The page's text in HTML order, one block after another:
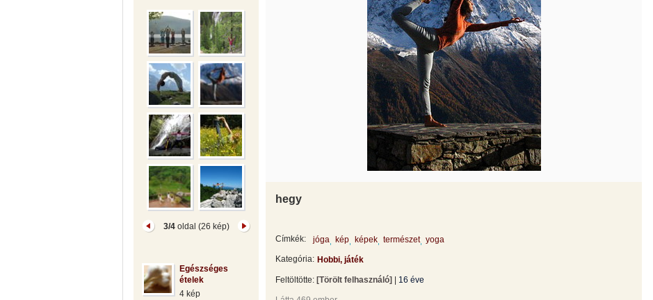
3/4oldal (26 kép)
Egészséges
ételek
4 kép
hegy
Címkék: jóga kép képek természet yoga
Kategória: Hobbi, játék
Feltöltötte: [Törölt felhasználó] 16 éve